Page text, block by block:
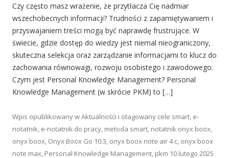
Czy często masz wrażenie, że przytłacza Cię nadmiar
wszechobecnych informacji? Trudności z zapamiętywaniem i
przyswajaniem treści mogą być naprawdę frustrujące. W
świecie, gdzie dostęp do wiedzy jest niemal nieograniczony,
skuteczna selekcja oraz zarządzanie informacjami to klucz do
zachowania równowagi, rozwoju osobistego i zawodowego.
Czym jest Personal Knowledge Management? Personal
Knowledge Management (w skrócie PKM) to […]
Wpis opublikowany wAktualności i otagowany cele smart, e-
notatnik, e-notatnik do pracy, metoda smart, notatnik onyx boox,
onyx boox, Onyx Boox Go 10.3, onyx boox note air 4 c, onyx boox
note max, Personal Knowledge Management, pkm 10 lutego 2025